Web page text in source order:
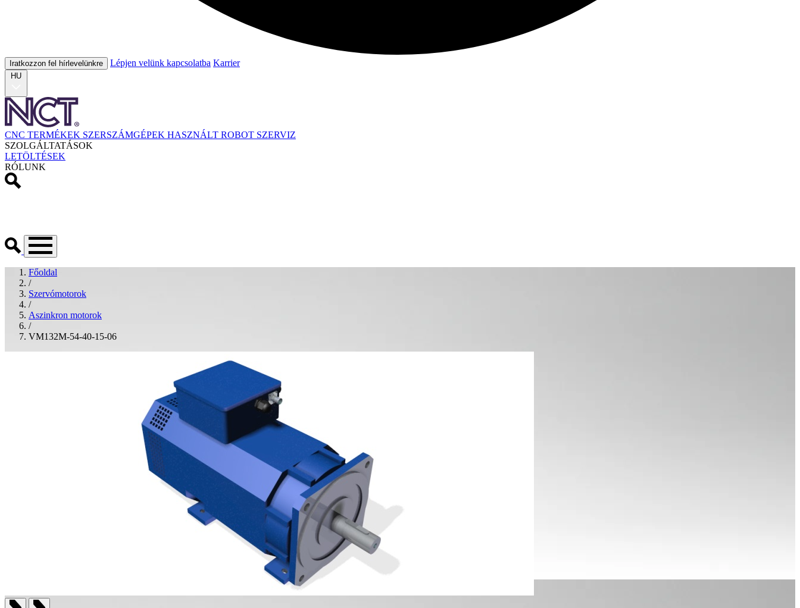
Iratkozzon fel hírlevelünkre Lépjen velünk kapcsolatba Karrier
HU
CNC TERMÉKEK SZERSZÁMGÉPEK HASZNÁLT ROBOT SZERVIZ
SZOLGÁLTATÁSOK
LETÖLTÉSEK
RÓLUNK
Főoldal
/
Szervómotorok
/
Aszinkron motorok
/
VM132M-54-40-15-06